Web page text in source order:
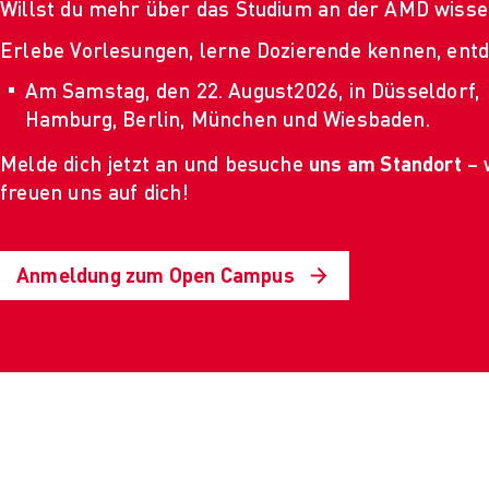
Willst du mehr über das Studium an der AMD
Erlebe Vorlesungen, lerne Dozierende kennen,
Am Samstag, den 22. August2026, in Düsseldorf,
Hamburg, Berlin, München und Wiesbaden.
Melde dich jetzt an und besuche uns am Standort –
freuen uns auf dich!
Anmeldung zum Open Campus